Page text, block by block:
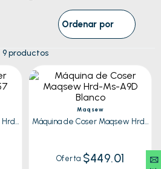
Ordenar por
9productos
Hrd-
Maqsew
Máquina de Coser Maqsew Hrd-
Oferta $449.01